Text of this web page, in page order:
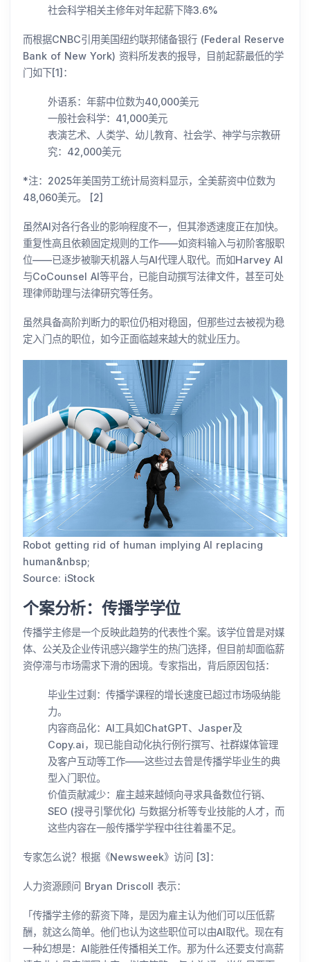
社会科学相关主修年对年起薪下降3.6%
而根据CNBC引用美国纽约联邦储备银行 (Federal Reserve
Bank of New York) 资料所发表的报导，目前起薪最低的学
门如下[1]：
外语系：年薪中位数为40,000美元
一般社会科学：41,000美元
表演艺术、人类学、幼儿教育、社会学、神学与宗教研
究：42,000美元
*注：2025年美国劳工统计局资料显示，全美薪资中位数为
48,060美元。 [2]
虽然AI对各行各业的影响程度不一，但其渗透速度正在加快。
重复性高且依赖固定规则的工作——如资料输入与初阶客服职
位——已逐步被聊天机器人与AI代理人取代。而如Harvey AI
与CoCounsel AI等平台，已能自动撰写法律文件，甚至可处
理律师助理与法律研究等任务。
虽然具备高阶判断力的职位仍相对稳固，但那些过去被视为稳
定入门点的职位，如今正面临越来越大的就业压力。
Robot getting rid of human implying AI replacing
human&nbsp;
Source: iStock
个案分析：传播学学位
传播学主修是一个反映此趋势的代表性个案。该学位曾是对媒
体、公关及企业传讯感兴趣学生的热门选择，但目前却面临薪
资停滞与市场需求下滑的困境。专家指出，背后原因包括：
毕业生过剩：传播学课程的增长速度已超过市场吸纳能
力。
内容商品化：AI工具如ChatGPT、Jasper及
Copy.ai，现已能自动化执行例行撰写、社群媒体管理
及客户互动等工作——这些过去曾是传播学毕业生的典
型入门职位。
价值贡献减少：雇主越来越倾向寻求具备数位行销、
SEO (搜寻引擎优化) 与数据分析等专业技能的人才，而
这些内容在一般传播学学程中往往着墨不足。
专家怎么说？根据《Newsweek》访问 [3]：
人力资源顾问 Bryan Driscoll 表示：
「传播学主修的薪资下降，是因为雇主认为他们可以压低薪
酬，就这么简单。他们也认为这些职位可以由AI取代。现在有
一种幻想是：AI能胜任传播相关工作。那为什么还要支付高薪